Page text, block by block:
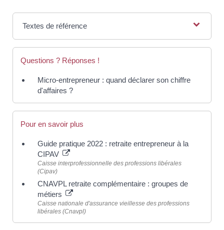
Textes de référence
Questions ? Réponses !
Micro-entrepreneur : quand déclarer son chiffre
d'affaires ?
Pour en savoir plus
Guide pratique 2022 : retraite entrepreneur à la
CIPAV
Caisse interprofessionnelle des professions libérales
(Cipav)
CNAVPL retraite complémentaire : groupes de
métiers
Caisse nationale d'assurance vieillesse des professions
libérales (Cnavpl)